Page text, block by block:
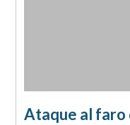
Ataque al faro